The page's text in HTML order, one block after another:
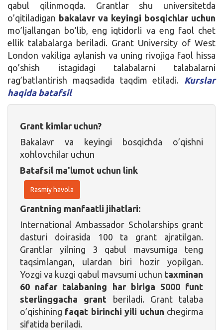
qabul qilinmoqda. Grantlar shu universitetda
o’qitiladigan bakalavr va keyingi bosqichlar uchun
mo’ljallangan bo’lib, eng iqtidorli va eng faol chet
ellik talabalarga beriladi. Grant University of West
London vakiliga aylanish va uning rivojiga faol hissa
qo’shish istagidagi talabalarni talabalarni
rag’batlantirish maqsadida taqdim etiladi. Kurslar
haqida batafsil
Grant kimlar uchun?
Bakalavr va keyingi bosqichda o’qishni
xohlovchilar uchun
Batafsil ma'lumot uchun link
Rasmiy havola
Grantning manfaatli jihatlari:
International Ambassador Scholarships grant
dasturi doirasida 100 ta grant ajratilgan.
Grantlar yilning 3 qabul mavsumiga teng
taqsimlangan, ulardan biri hozir yopilgan.
Yozgi va kuzgi qabul mavsumi uchun taxminan
60 nafar talabaning har biriga 5000 funt
sterlinggacha grant beriladi. Grant talaba
o’qishining faqat birinchi yili uchun chegirma
sifatida beriladi.